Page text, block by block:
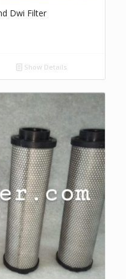
Dwi Filter
Show Details